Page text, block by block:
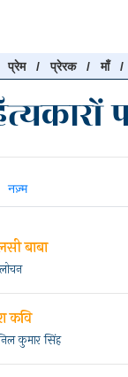
प्रेम/प्रेरक/माँ
नज़्म
बाबा
कवि
कुमार सिंह
दी गई बॉक्स में हिन्दी